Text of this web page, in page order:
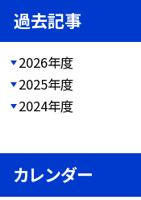
過去記事
2026年度
2025年度
2024年度
カレンダー